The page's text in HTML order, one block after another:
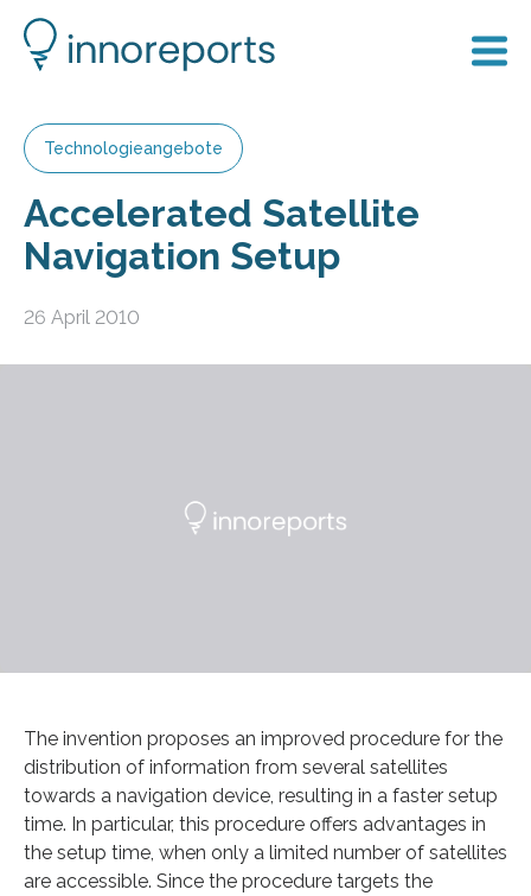
Technologieangebote
Accelerated Satellite
Navigation Setup
26 April 2010
The invention proposes an improved procedure for the
distribution of information from several satellites
towards a navigation device, resulting in a faster setup
time. In particular, this procedure offers advantages in
the setup time, when only a limited number of satellites
are accessible. Since the procedure targets the